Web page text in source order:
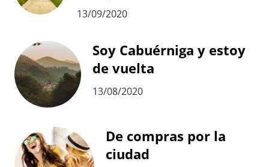
13/09/2020
Soy Cabuérniga y estoy
de vuelta
13/08/2020
De compras por la
ciudad